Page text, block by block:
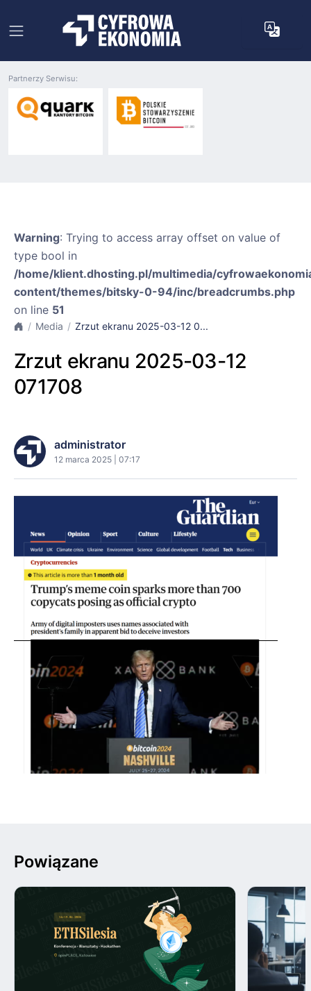
Partnerzy Serwisu:
Warning: Trying to access array offset on value of
type bool in
/home/klient.dhosting.pl/multimedia/
content/themes/bitsky-0-94/inc/breadcrumbs.php
on line 51
Media Zrzut ekranu 2025-03-12 0...
Zrzut ekranu 2025-03-12
071708
administrator
12 marca 2025 | 07:17
Powiązane